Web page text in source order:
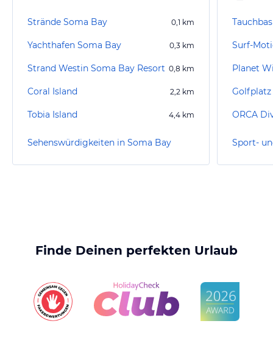
Strände Soma Bay 0,1 km
Yachthafen Soma Bay 0,3 km
Strand Westin Soma Bay Resort 0,8 km
Coral Island 2,2 km
Tobia Island 4,4 km
Sehenswürdigkeiten in Soma Bay
Surf-
Planet
Golfplatz
ORCA
Finde Deinen perfekten Urlaub